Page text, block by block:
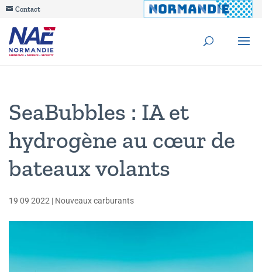
Contact
SeaBubbles : IA et
hydrogène au cœur de
bateaux volants
19 09 2022 | Nouveaux carburants